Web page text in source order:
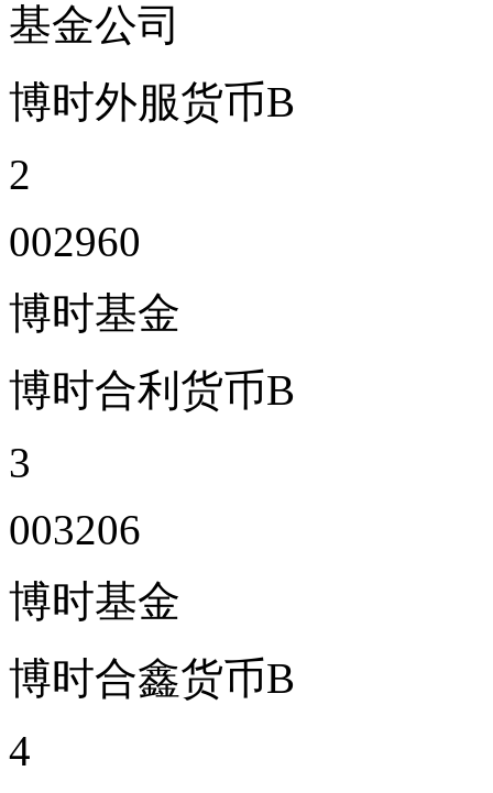
基金公司
博时外服货币B
2
002960
博时基金
博时合利货币B
3
003206
博时基金
博时合鑫货币B
4